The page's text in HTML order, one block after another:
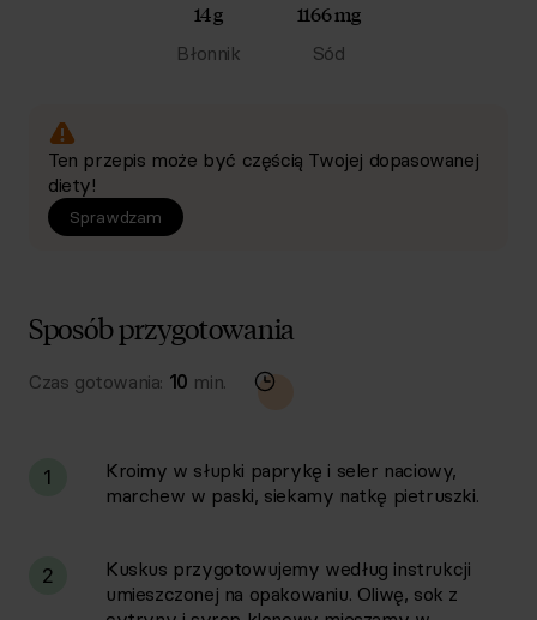
14 g
Błonnik
1166 mg
Sód
Ten przepis może być częścią Twojej dopasowanej
diety!
Sprawdzam
Sposób przygotowania
Czas gotowania: 10 min.
1
Kroimy w słupki paprykę i seler naciowy,
marchew w paski, siekamy natkę pietruszki.
2
Kuskus przygotowujemy według instrukcji
umieszczonej na opakowaniu. Oliwę, sok z